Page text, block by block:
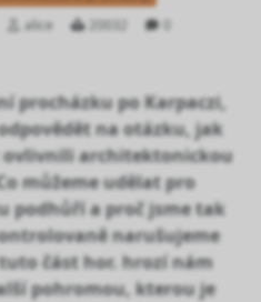
alice 20032
procházku po Karpaczi,
na otázku, jak
ovlivnili architektonickou
můžeme udělat pro
podhůří a proč jsme tak
narušujeme
část hor. hrozí nám
pohromou, kterou je